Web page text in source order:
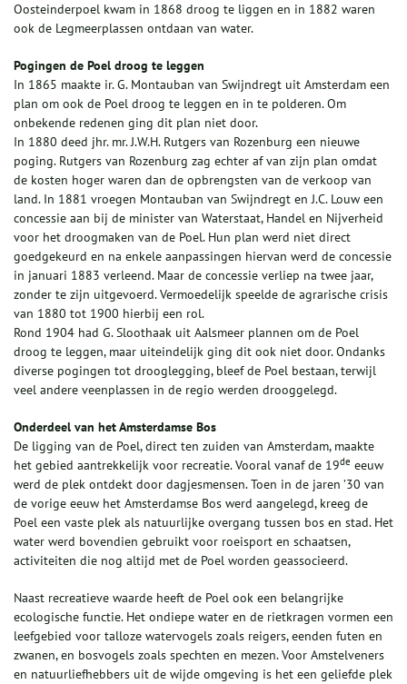
Oosteinderpoel kwam in 1868 droog te liggen en in 1882 waren
ook de Legmeerplassen ontdaan van water.
Pogingen de Poel droog te leggen
In 1865 maakte ir. G. Montauban van Swijndregt uit Amsterdam een
plan om ook de Poel droog te leggen en in te polderen. Om
onbekende redenen ging dit plan niet door.
In 1880 deed jhr. mr. J.W.H. Rutgers van Rozenburg een nieuwe
poging. Rutgers van Rozenburg zag echter af van zijn plan omdat
de kosten hoger waren dan de opbrengsten van de verkoop van
land. In 1881 vroegen Montauban van Swijndregt en J.C. Louw een
concessie aan bij de minister van Waterstaat, Handel en Nijverheid
voor het droogmaken van de Poel. Hun plan werd niet direct
goedgekeurd en na enkele aanpassingen hiervan werd de concessie
in januari 1883 verleend. Maar de concessie verliep na twee jaar,
zonder te zijn uitgevoerd. Vermoedelijk speelde de agrarische crisis
van 1880 tot 1900 hierbij een rol.
Rond 1904 had G. Sloothaak uit Aalsmeer plannen om de Poel
droog te leggen, maar uiteindelijk ging dit ook niet door. Ondanks
diverse pogingen tot drooglegging, bleef de Poel bestaan, terwijl
veel andere veenplassen in de regio werden drooggelegd.
Onderdeel van het Amsterdamse Bos
De ligging van de Poel, direct ten zuiden van Amsterdam, maakte
het gebied aantrekkelijk voor recreatie. Vooral vanaf de 19de eeuw
werd de plek ontdekt door dagjesmensen. Toen in de jaren ’30 van
de vorige eeuw het Amsterdamse Bos werd aangelegd, kreeg de
Poel een vaste plek als natuurlijke overgang tussen bos en stad. Het
water werd bovendien gebruikt voor roeisport en schaatsen,
activiteiten die nog altijd met de Poel worden geassocieerd.
Naast recreatieve waarde heeft de Poel ook een belangrijke
ecologische functie. Het ondiepe water en de rietkragen vormen een
leefgebied voor talloze watervogels zoals reigers, eenden futen en
zwanen, en bosvogels zoals spechten en mezen. Voor Amstelveners
en natuurliefhebbers uit de wijde omgeving is het een geliefde plek